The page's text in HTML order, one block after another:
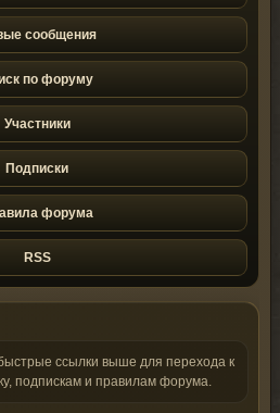
сообщения
по форуму
Участники
Подписки
форума
RSS
ссылки выше для перехода к
подпискам и правилам форума.